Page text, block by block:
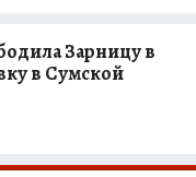
Зарницу в
в Сумской